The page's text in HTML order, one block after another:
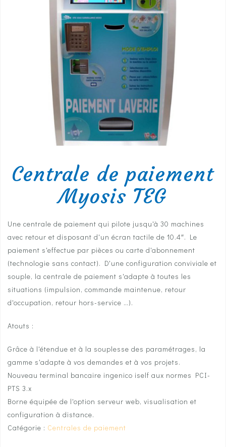
Centrale de paiement
Myosis TEG
Une centrale de paiement qui pilote jusqu'à 30 machines
avec retour et disposant d'un écran tactile de 10.4″. Le
paiement s'effectue par pièces ou carte d'abonnement
(technologie sans contact). D'une configuration conviviale et
souple, la centrale de paiement s'adapte à toutes les
situations (impulsion, commande maintenue, retour
d'occupation, retour hors-service …).
Atouts :
Grâce à l'étendue et à la souplesse des paramétrages, la
gamme s'adapte à vos demandes et à vos projets.
Nouveau terminal bancaire ingenico iself aux normes PCI-
PTS 3.x
Borne équipée de l'option serveur web, visualisation et
configuration à distance.
Catégorie : Centrales de paiement